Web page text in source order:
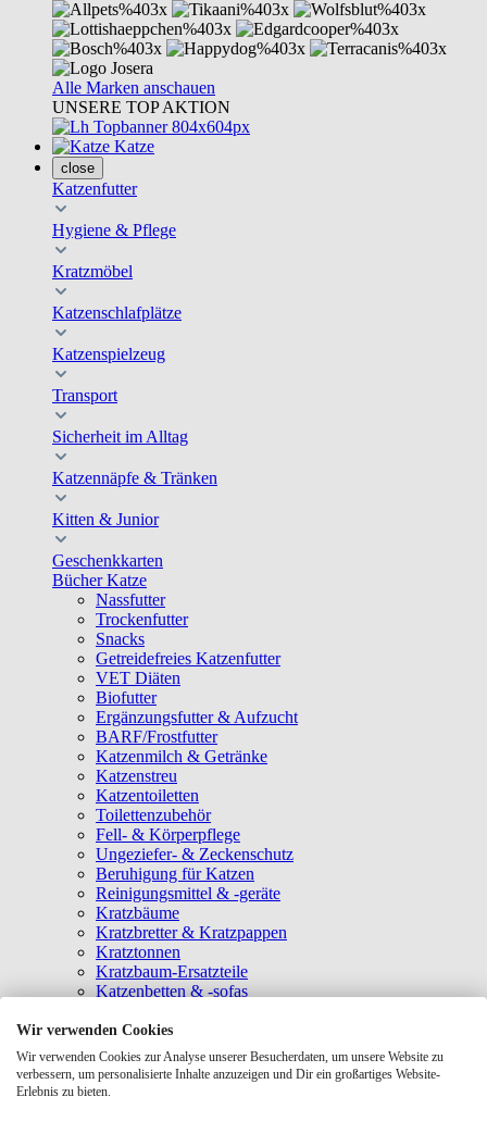
Alle Marken anschauen
UNSERE TOP AKTION
Katze
close
Katzenfutter
Hygiene & Pflege
Kratzmöbel
Katzenschlafplätze
Katzenspielzeug
Transport
Sicherheit im Alltag
Katzennäpfe & Tränken
Kitten & Junior
Geschenkkarten
Bücher Katze
Nassfutter
Trockenfutter
Snacks
Getreidefreies Katzenfutter
VET Diäten
Biofutter
Ergänzungsfutter & Aufzucht
BARF/Frostfutter
Katzenmilch & Getränke
Katzenstreu
Katzentoiletten
Toilettenzubehör
Fell- & Körperpflege
Ungeziefer- & Zeckenschutz
Beruhigung für Katzen
Reinigungsmittel & -geräte
Kratzbäume
Kratzbretter & Kratzpappen
Kratztonnen
Kratzbaum-Ersatzteile
Katzenbetten & -sofas
Katzenhäuser
Hängematten & Fensterliegeplätze
Katzendecken & -matten
Baldrian- & Catnipspielzeug
Wir verwenden Cookies
Wir verwenden Cookies zur Analyse unserer Besucherdaten, um unsere Website zu
verbessern, um personalisierte Inhalte anzuzeigen und Dir ein großartiges Website-
Erlebnis zu bieten.